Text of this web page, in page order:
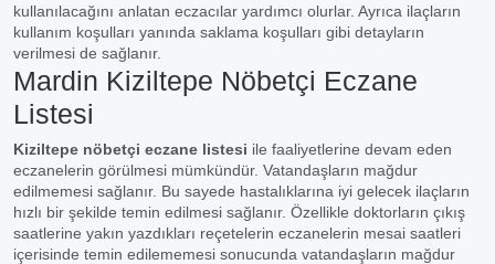
kullanılacağını anlatan eczacılar yardımcı olurlar. Ayrıca ilaçların
kullanım koşulları yanında saklama koşulları gibi detayların
verilmesi de sağlanır.
Mardin Kiziltepe Nöbetçi Eczane
Listesi
Kiziltepe nöbetçi eczane listesi ile faaliyetlerine devam eden
eczanelerin görülmesi mümkündür. Vatandaşların mağdur
edilmemesi sağlanır. Bu sayede hastalıklarına iyi gelecek ilaçların
hızlı bir şekilde temin edilmesi sağlanır. Özellikle doktorların çıkış
saatlerine yakın yazdıkları reçetelerin eczanelerin mesai saatleri
içerisinde temin edilememesi sonucunda vatandaşların mağdur